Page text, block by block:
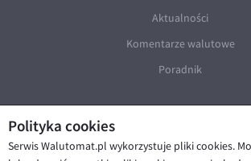
Polityka cookies
Serwis Walutomat.pl wykorzystuje pliki cookies.
Aktualności
Komentarze walutowe
Poradnik